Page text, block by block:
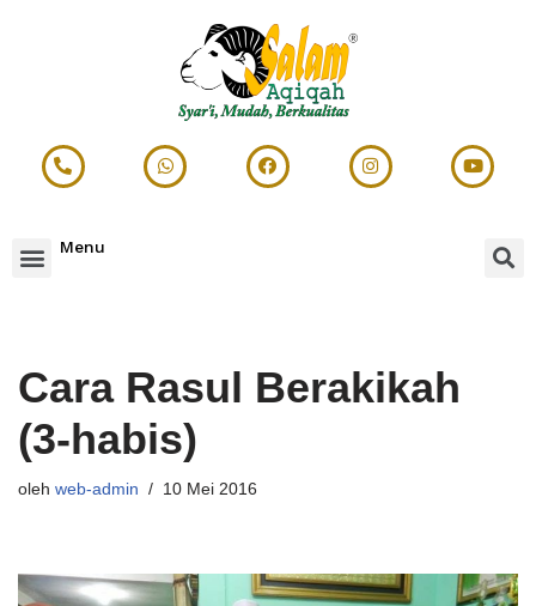
Menu
Cara Rasul Berakikah
(3-habis)
oleh web-admin 10 Mei 2016